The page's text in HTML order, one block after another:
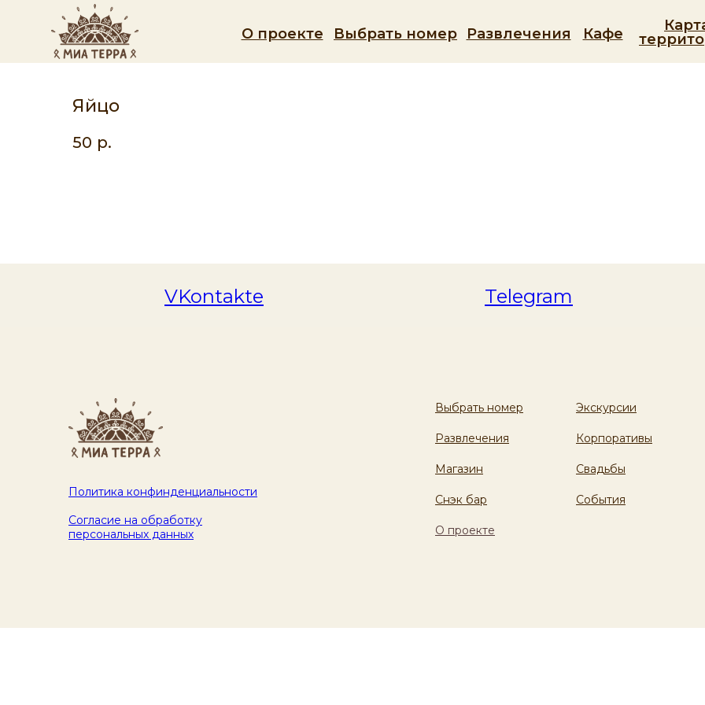
О проекте Выбрать номер Развлечения Кафе
Яйцо
50 р.
VKontakte Telegram
Политика конфинденциальности
Согласие на обработку
персональных данных
Выбрать номер
Развлечения
Магазин
Снэк бар
О проекте
Экскурсии
Корпоративы
Свадьбы
События